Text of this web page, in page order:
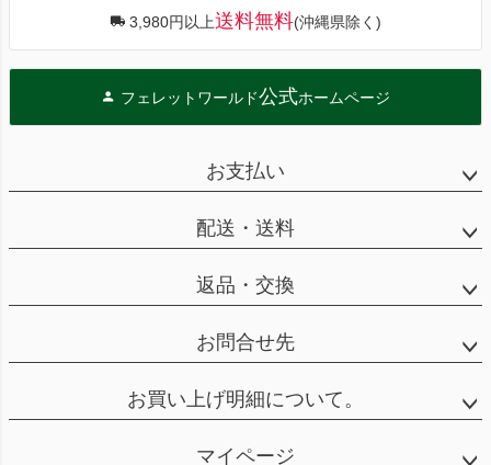
3,980円以上送料無料(沖縄県除く)
フェレットワールド公式ホームページ
お支払い
配送・送料
返品・交換
お問合せ先
お買い上げ明細について。
マイページ